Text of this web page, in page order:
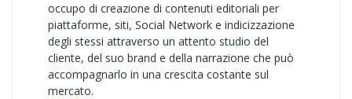
occupo di creazione di contenuti editoriali per
piattaforme, siti, Social Network e indicizzazione
degli stessi attraverso un attento studio del
cliente, del suo brand e della narrazione che può
accompagnarlo in una crescita costante sul
mercato.